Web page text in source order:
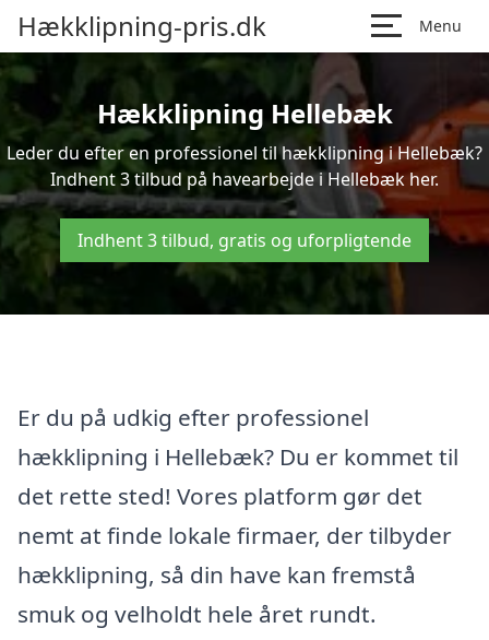
Hækklipning-pris.dk Menu
Hækklipning Hellebæk
Leder du efter en professionel til hækklipning i Hellebæk?
Indhent 3 tilbud på havearbejde i Hellebæk her.
Indhent 3 tilbud, gratis og uforpligtende
Er du på udkig efter professionel
hækklipning i Hellebæk? Du er kommet til
det rette sted! Vores platform gør det
nemt at finde lokale firmaer, der tilbyder
hækklipning, så din have kan fremstå
smuk og velholdt hele året rundt.